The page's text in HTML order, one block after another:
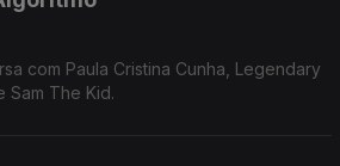
com Paula Cristina Cunha, Legendary
Sam The Kid.